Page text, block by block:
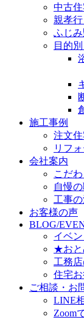
中古
親孝
ふじ
目的
施工事例
注文
リフ
会社案内
こだわ
自慢
工事
お客様の声
BLOG/
イベ
★おと
工務
住宅
ご相談・お
LINE
Zoom